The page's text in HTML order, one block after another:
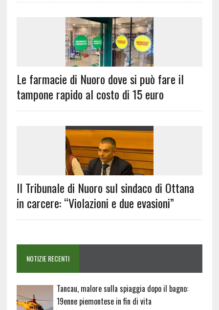
Le farmacie di Nuoro dove si può fare il
tampone rapido al costo di 15 euro
Il Tribunale di Nuoro sul sindaco di Ottana
in carcere: “Violazioni e due evasioni”
NOTIZIE RECENTI
Tancau, malore sulla spiaggia dopo il bagno:
19enne piemontese in fin di vita